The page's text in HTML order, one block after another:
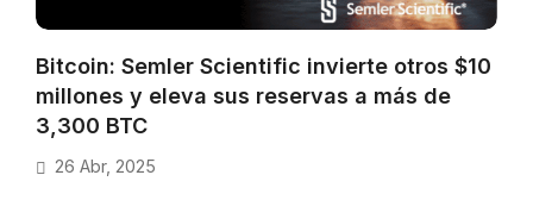
Bitcoin: Semler Scientific invierte otros $10
millones y eleva sus reservas a más de
3,300 BTC
26 Abr, 2025